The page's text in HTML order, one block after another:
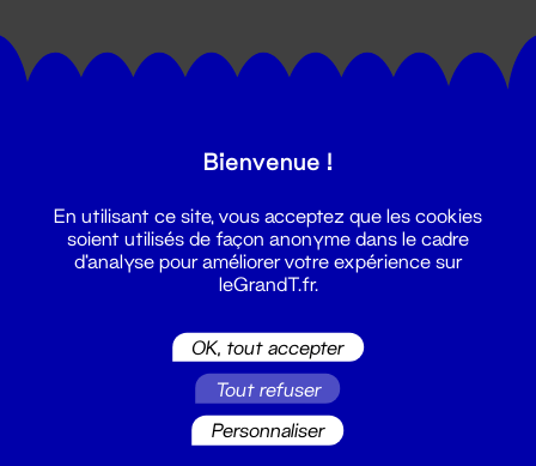
Grand T :
Bienvenue !
En utilisant ce site, vous acceptez que les cookies
soient utilisés de façon anonyme dans le cadre
d'analyse pour améliorer votre expérience sur
leGrandT.fr.
OK, tout accepter
Tout refuser
Personnaliser